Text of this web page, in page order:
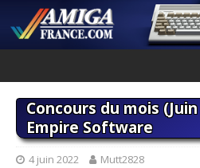
Concours du mois
Empire Software
4 juin 2022 Mutt2828